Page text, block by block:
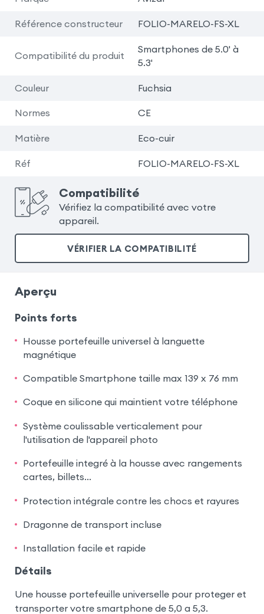
Référence constructeur FOLIO-MARELO-FS-XL
Compatibilité du produit
Smartphones de 5.0' à
5.3'
Couleur Fuchsia
Normes CE
Matière Eco-cuir
Réf FOLIO-MARELO-FS-XL
Compatibilité
Vérifiez la compatibilité avec votre
appareil.
VÉRIFIER LA COMPATIBILITÉ
Aperçu
Points forts
Housse portefeuille universel à languette
magnétique
Compatible Smartphone taille max 139 x 76 mm
Coque en silicone qui maintient votre téléphone
Système coulissable verticalement pour
l'utilisation de l'appareil photo
Portefeuille integré à la housse avec rangements
cartes, billets…
Protection intégrale contre les chocs et rayures
Dragonne de transport incluse
Installation facile et rapide
Détails
Une housse portefeuille universelle pour proteger et
transporter votre smartphone de 5,0 a 5,3.